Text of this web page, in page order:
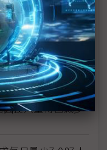
出面調解
開總罷工
爐、年增25%創
投入量傳已減少